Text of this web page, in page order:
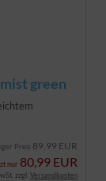
green
Preis 89,99 EUR
nur 80,99 EUR
zzgl. Versandkosten